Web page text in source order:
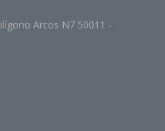
Arcos N7 50011 -